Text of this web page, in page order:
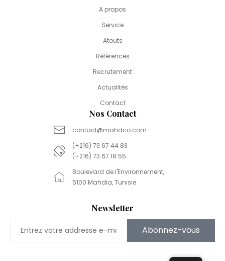
A propos
Service
Atouts
Références
Recrutement
Actualités
Contact
Nos Contact
contact@mahdco.com
(+216) 73 67 44 83
(+216) 73 67 18 55
Boulevard de l'Environnement,
5100 Mahdia, Tunisie
Newsletter
Abonnez-vous